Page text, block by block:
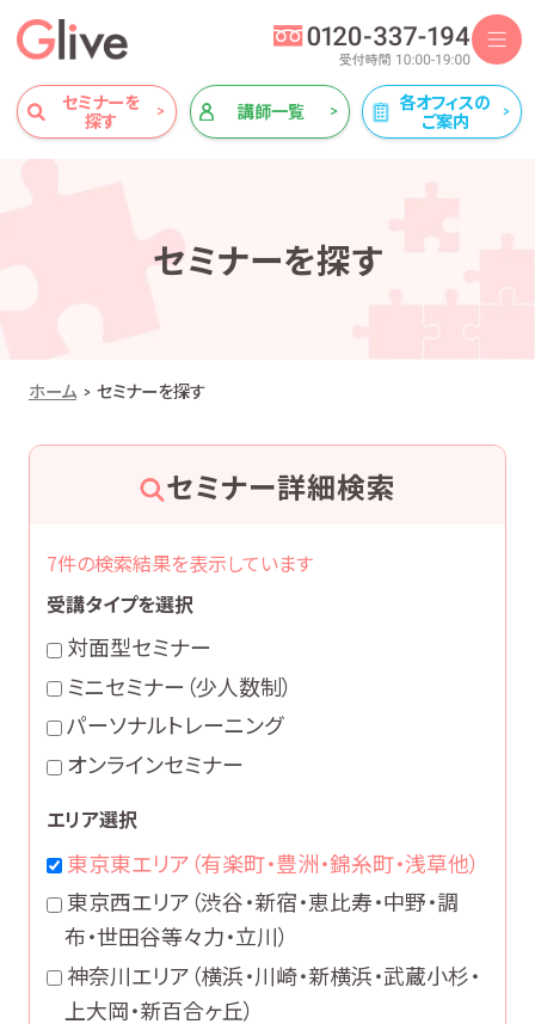
セミナーを
探す
講師一覧
各オフィスの
ご案内
セミナーを探す
ホーム セミナーを探す
セミナー詳細検索
7件の検索結果を表示しています
受講タイプを選択
対面型セミナー
ミニセミナー（少人数制）
パーソナルトレーニング
オンラインセミナー
エリア選択
東京東エリア （有楽町・豊洲・錦糸町・浅草他）
東京西エリア（渋谷・新宿・恵比寿・中野・調
布・世田谷等々力・立川）
神奈川エリア（横浜・川崎・新横浜・武蔵小杉・
上大岡・新百合ヶ丘）